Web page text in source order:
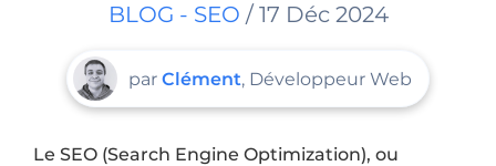
BLOG - SEO / 17 Déc 2024
par Clément, Développeur Web
Le SEO (Search Engine Optimization), ou